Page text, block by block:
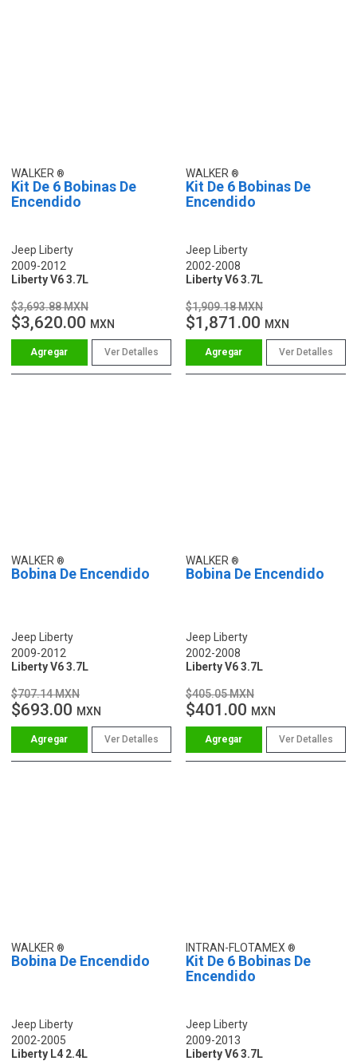
WALKER
Kit De 6 Bobinas De
Encendido
Jeep Liberty
2009-2012
Liberty V6 3.7L
$3,693.88 MXN
$3,620.00 MXN
Ver Detalles
WALKER
Kit De 6 Bobinas De
Encendido
Jeep Liberty
2002-2008
Liberty V6 3.7L
$1,909.18 MXN
$1,871.00 MXN
Ver Detalles
WALKER
Bobina De Encendido
Jeep Liberty
2009-2012
Liberty V6 3.7L
$707.14 MXN
$693.00 MXN
Ver Detalles
WALKER
Bobina De Encendido
Jeep Liberty
2002-2008
Liberty V6 3.7L
$405.05 MXN
$401.00 MXN
Ver Detalles
WALKER
Bobina De Encendido
Jeep Liberty
2002-2005
Liberty L4 2.4L
INTRAN-FLOTAMEX
Kit De 6 Bobinas De
Encendido
Jeep Liberty
2009-2013
Liberty V6 3.7L